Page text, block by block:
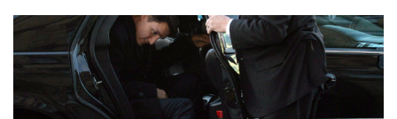
TRENDING
EVENTS
MLDPODCAST
VIDEOS